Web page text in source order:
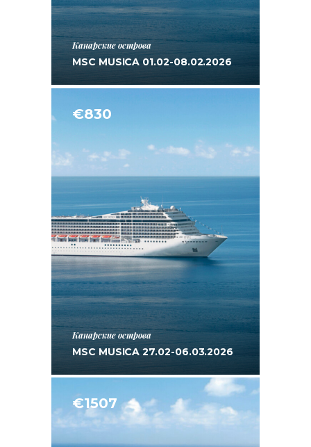
Канарские острова
MSC MUSICA 01.02-08.02.2026
€830
Канарские острова
MSC MUSICA 27.02-06.03.2026
€1507